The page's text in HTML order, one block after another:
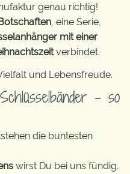
genau richtig!
, eine Serie,
mit einer
verbindet.
und Lebensfreude.
– so
die buntesten
wirst Du bei uns fündig.